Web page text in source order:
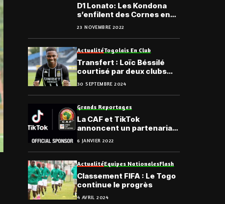
D1 Lonato: Les Kondona
s’enfilent des Cornes en
match en retard de la J1
23 NOVEMBRE 2022
ActualitéTogolais En Club
Transfert : Loïc Béssilé
courtisé par deux clubs
belges
30 SEPTEMBRE 2024
Grands Reportages
La CAF et TikTok
annoncent un partenariat
pour la CAN
6 JANVIER 2022
ActualitéEquipes NationalesFlash
Classement FIFA : Le Togo
continue le progrès
4 AVRIL 2024